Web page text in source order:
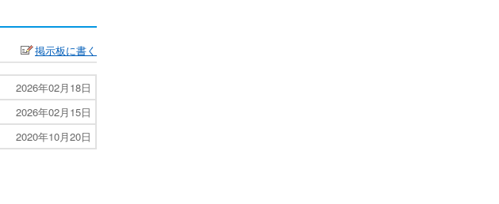
掲示板に書く
2026年02月18日
2026年02月15日
2020年10月20日